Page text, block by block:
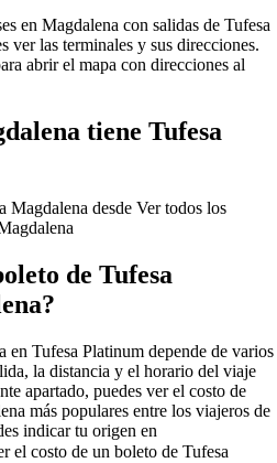
en Magdalena con salidas de Tufesa
ver las terminales y sus direcciones.
abrir el mapa con direcciones al
tiene Tufesa
Magdalena desde Ver todos los
de Tufesa
en Tufesa Platinum depende de varios
la distancia y el horario del viaje
apartado, puedes ver el costo de
más populares entre los viajeros de
indicar tu origen en
el costo de un boleto de Tufesa